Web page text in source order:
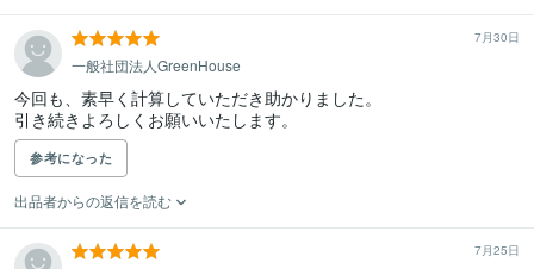
7月30日
一般社団法人GreenHouse
今回も、素早く計算していただき助かりました。
引き続きよろしくお願いいたします。
参考になった
出品者からの返信を読む
7月25日